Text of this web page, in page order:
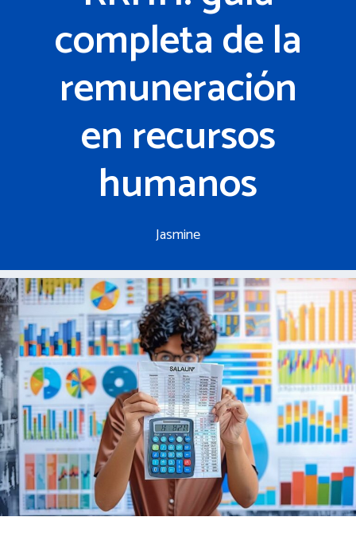
completa de la
remuneración
en recursos
humanos
Jasmine